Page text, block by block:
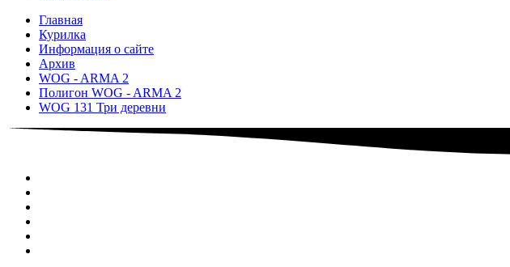
Главная
Курилка
Информация о сайте
Архив
WOG - ARMA 2
Полигон WOG - ARMA 2
WOG 131 Три деревни